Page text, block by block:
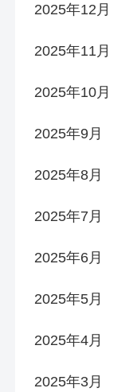
2025年12月
2025年11月
2025年10月
2025年9月
2025年8月
2025年7月
2025年6月
2025年5月
2025年4月
2025年3月